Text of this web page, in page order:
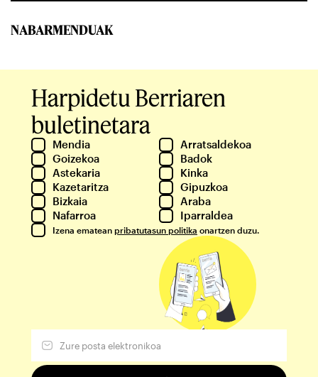
NABARMENDUAK
Harpidetu Berriaren
buletinetara
Mendia
Arratsaldekoa
Goizekoa
Badok
Astekaria
Kinka
Kazetaritza
Gipuzkoa
Bizkaia
Araba
Nafarroa
Iparraldea
Izena ematean pribatutasun politika onartzen duzu.